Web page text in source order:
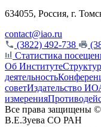
634055, Россия, г.
contact@iao.ru
(3822) 492-738
Статистика
Об Институте
деятельность
советИздательство
измерения
Все права защищены ©
В.Е.Зуева СО РАН